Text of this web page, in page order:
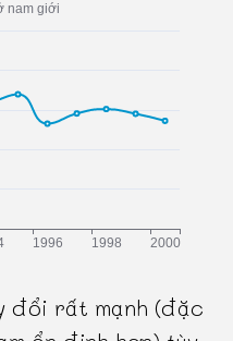
đổi rất mạnh (đặc